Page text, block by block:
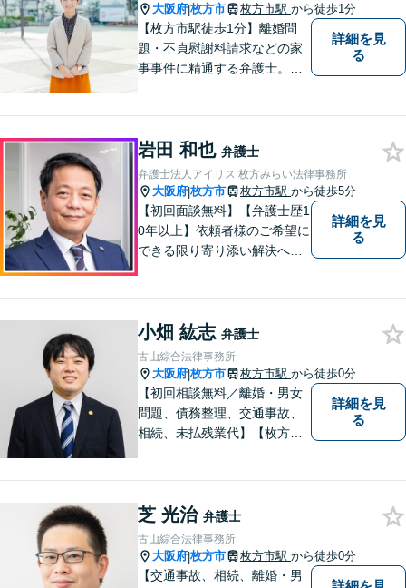
大阪府|枚方市 枚方市駅 から徒歩1分
【枚方市駅徒歩1分】離婚問
題・不貞慰謝料請求などの家
事事件に精通する弁護士。依
致します。どんなお悩みで
も、ご相談ください。【キッ
ズスペースあり】
詳細を見
る
岩田 和也 弁護士
弁護士法人アイリス 枚方みらい法律事務所
大阪府|枚方市 枚方市駅 から徒歩5分
【初回面談無料】【弁護士歴1
0年以上】依頼者様のご希望に
できる限り寄り添い解決へと
夫婦カウンセラーの資格保有
【相続問題】セミナー講師や
書籍執筆の経験あり【枚方市
駅5分】
詳細を見
る
小畑 紘志 弁護士
古山綜合法律事務所
大阪府|枚方市 枚方市駅 から徒歩0分
【初回相談無料／離婚・男女
問題、債務整理、交通事故、
相続、未払残業代】【枚方市
めのお手伝いをしています。
詳細を見
る
芝 光治 弁護士
古山綜合法律事務所
大阪府|枚方市 枚方市駅 から徒歩0分
【交通事故、相続、離婚・男